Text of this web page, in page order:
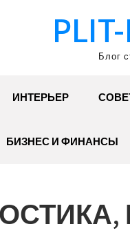
Блог
ИНТЕРЬЕР
БИЗНЕС И ФИНАНСЫ